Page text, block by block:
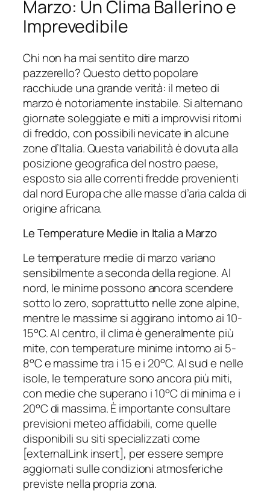
Marzo: Un Clima Ballerino e
Imprevedibile
Chi non ha mai sentito dire marzo
pazzerello? Questo detto popolare
racchiude una grande verità: il meteo di
marzo è notoriamente instabile. Si alternano
giornate soleggiate e miti a improvvisi ritorni
di freddo, con possibili nevicate in alcune
zone d’Italia. Questa variabilità è dovuta alla
posizione geografica del nostro paese,
esposto sia alle correnti fredde provenienti
dal nord Europa che alle masse d’aria calda di
origine africana.
Le Temperature Medie in Italia a Marzo
Le temperature medie di marzo variano
sensibilmente a seconda della regione. Al
nord, le minime possono ancora scendere
sotto lo zero, soprattutto nelle zone alpine,
mentre le massime si aggirano intorno ai 10-
15°C. Al centro, il clima è generalmente più
mite, con temperature minime intorno ai 5-
8°C e massime tra i 15 e i 20°C. Al sud e nelle
isole, le temperature sono ancora più miti,
con medie che superano i 10°C di minima e i
20°C di massima. È importante consultare
previsioni meteo affidabili, come quelle
disponibili su siti specializzati come
[externalLink insert], per essere sempre
aggiornati sulle condizioni atmosferiche
previste nella propria zona.